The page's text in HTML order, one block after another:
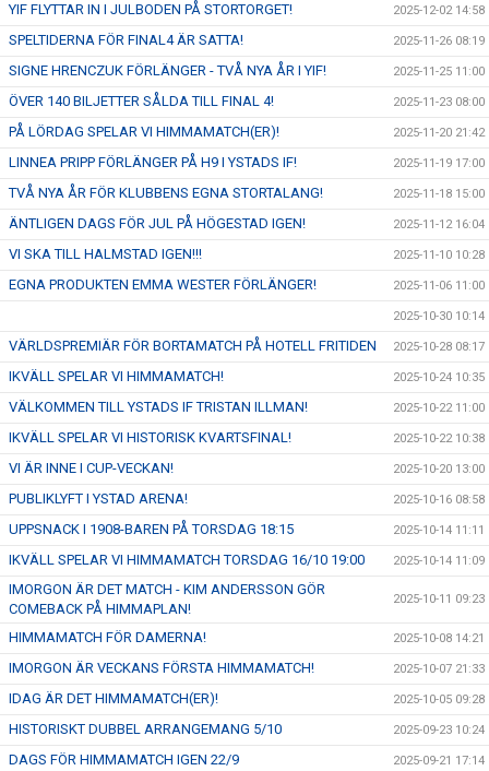
YIF FLYTTAR IN I JULBODEN PÅ STORTORGET! 2025-12-02 14:58
SPELTIDERNA FÖR FINAL4 ÄR SATTA! 2025-11-26 08:19
SIGNE HRENCZUK FÖRLÄNGER - TVÅ NYA ÅR I YIF! 2025-11-25 11:00
ÖVER 140 BILJETTER SÅLDA TILL FINAL 4! 2025-11-23 08:00
PÅ LÖRDAG SPELAR VI HIMMAMATCH(ER)! 2025-11-20 21:42
LINNEA PRIPP FÖRLÄNGER PÅ H9 I YSTADS IF! 2025-11-19 17:00
TVÅ NYA ÅR FÖR KLUBBENS EGNA STORTALANG! 2025-11-18 15:00
ÄNTLIGEN DAGS FÖR JUL PÅ HÖGESTAD IGEN! 2025-11-12 16:04
VI SKA TILL HALMSTAD IGEN!!! 2025-11-10 10:28
EGNA PRODUKTEN EMMA WESTER FÖRLÄNGER! 2025-11-06 11:00
2025-10-30 10:14
VÄRLDSPREMIÄR FÖR BORTAMATCH PÅ HOTELL FRITIDEN 2025-10-28 08:17
IKVÄLL SPELAR VI HIMMAMATCH! 2025-10-24 10:35
VÄLKOMMEN TILL YSTADS IF TRISTAN ILLMAN! 2025-10-22 11:00
IKVÄLL SPELAR VI HISTORISK KVARTSFINAL! 2025-10-22 10:38
VI ÄR INNE I CUP-VECKAN! 2025-10-20 13:00
PUBLIKLYFT I YSTAD ARENA! 2025-10-16 08:58
UPPSNACK I 1908-BAREN PÅ TORSDAG 18:15 2025-10-14 11:11
IKVÄLL SPELAR VI HIMMAMATCH TORSDAG 16/10 19:00 2025-10-14 11:09
IMORGON ÄR DET MATCH - KIM ANDERSSON GÖR
COMEBACK PÅ HIMMAPLAN!
2025-10-11 09:23
HIMMAMATCH FÖR DAMERNA! 2025-10-08 14:21
IMORGON ÄR VECKANS FÖRSTA HIMMAMATCH! 2025-10-07 21:33
IDAG ÄR DET HIMMAMATCH(ER)! 2025-10-05 09:28
HISTORISKT DUBBEL ARRANGEMANG 5/10 2025-09-23 10:24
DAGS FÖR HIMMAMATCH IGEN 22/9 2025-09-21 17:14